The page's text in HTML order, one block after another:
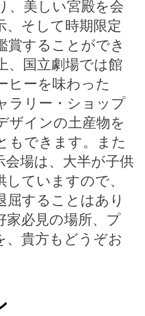
、美しい宮殿を会
、そして時期限定
賞することができ
、国立劇場では館
ヒーを味わった
ラリー・ショップ
ザインの土産物を
もできます。また
会場は、大半が子供
ていますので、
屈することはあり
家必見の場所、プ
、貴方もどうぞお